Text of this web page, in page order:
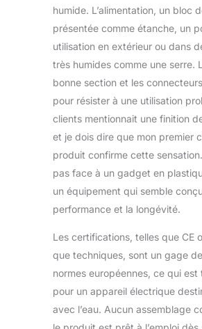
en
304
durée
pour le
un
humide. L’alimentation, un bloc
présentée comme étanche, un
utilisation en extérieur ou dans
très humides comme une serre.
bonne section et les
pour résister à une utilisation
clients mentionnait une finition
et je dois dire que mon premier
produit confirme cette
pas face à un gadget en
un équipement qui semble
performance et la longévité.
Les certifications, telles que CE
que techniques, sont un gage
normes européennes, ce qui est
pour un appareil électrique
avec l’eau. Aucun assemblage